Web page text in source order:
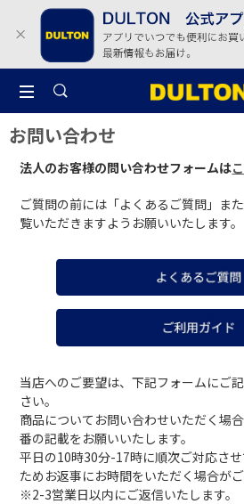
お問い合わせ
法人のお客様の問い合わせフォームは
ご質問の前には「よくあるご質問」ま
覧いただきますようお願いいたします。
当店へのご要望は、下記フォームにご
さい。
商品についてお問い合わせいただく場
番の記載をお願いいたします。
平日の10時30分-17時に順次ご対応さ
ためお返事にお時間をいただく場合がご
※2-3営業日以内にご返信いたします。